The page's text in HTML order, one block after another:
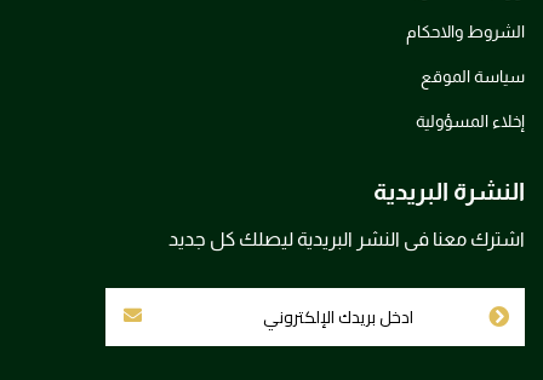
الشروط والاحكام
سياسة الموقع
إخلاء المسؤولية
النشرة البريدية
اشترك معنا فى النشر البريدية ليصلك كل جديد